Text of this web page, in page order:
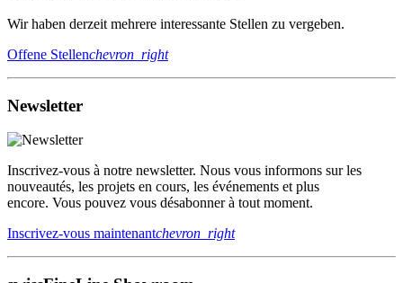
Wir haben derzeit mehrere interessante Stellen zu vergeben.
Offene Stellenchevron_right
Newsletter
Inscrivez-vous à notre newsletter. Nous vous informons sur les
nouveautés, les projets en cours, les événements et plus
encore. Vous pouvez vous désabonner à tout moment.
Inscrivez-vous maintenantchevron_right